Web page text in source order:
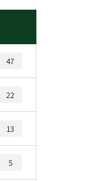
47
22
13
5